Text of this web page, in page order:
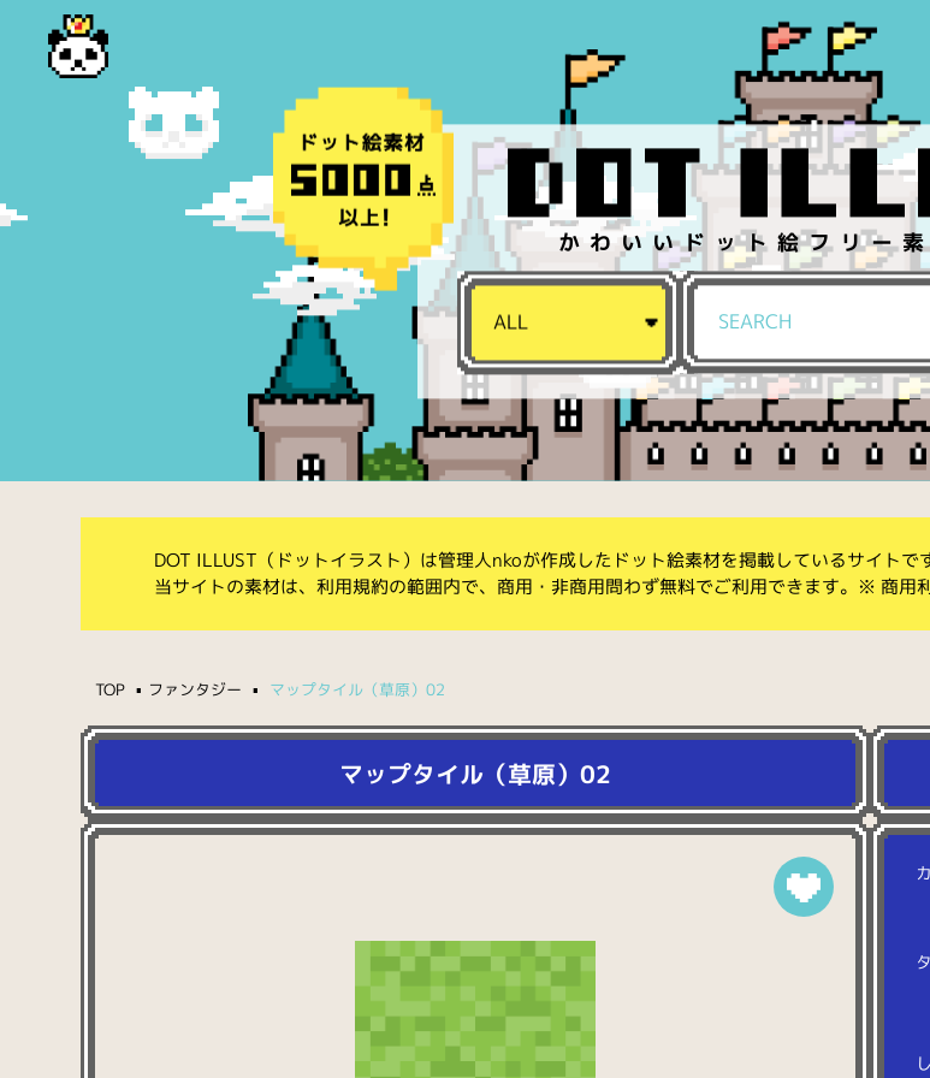
かわいいドット絵フリー
DOT ILLUST（ドットイラスト）は管理人nkoが作成したドット絵素材を掲載しているサイトで
当サイトの素材は、利用規約の範囲内で、商用・非商用問わず無料でご利用できます。※ 商用
TOP ファンタジー マップタイル（草原）02
マップタイル（草原）02